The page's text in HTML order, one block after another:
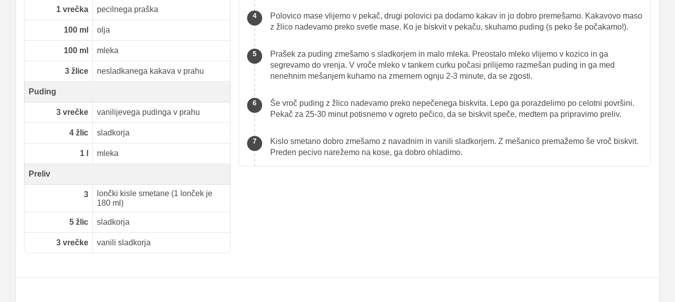
1 vrečka pecilnega praška
100 ml olja
100 ml mleka
3 žlice nesladkanega kakava v prahu
Puding
3 vrečke vanilijevega pudinga v prahu
4 žlic sladkorja
1 mleka
Preliv
3
lončki kisle smetane (1 lonček je
180 ml)
5 žlic sladkorja
3 vrečke vanili sladkorja
Polovico mase vlijemo v pekač, drugi polovici pa dodamo kakav in jo dobro premešamo. Kakavovo maso
z žlico nadevamo preko svetle mase. Ko je biskvit v pekaču, skuhamo puding (s peko še počakamo!).
Prašek za puding zmešamo s sladkorjem in malo mleka. Preostalo mleko vlijemo v kozico in ga
segrevamo do vrenja. V vroče mleko v tankem curku počasi prilijemo razmešan puding in ga med
nenehnim mešanjem kuhamo na zmernem ognju 2-3 minute, da se zgosti.
Še vroč puding z žlico nadevamo preko nepečenega biskvita. Lepo ga porazdelimo po celotni površini.
Pekač za 25-30 minut potisnemo v ogreto pečico, da se biskvit speče, medtem pa pripravimo preliv.
Kislo smetano dobro zmešamo z navadnim in vanili sladkorjem. Z mešanico premažemo še vroč biskvit.
Preden pecivo narežemo na kose, ga dobro ohladimo.